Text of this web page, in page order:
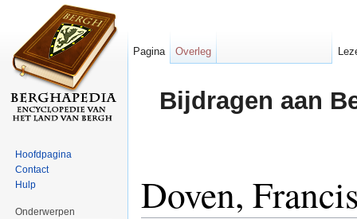
Bijdragen aan
Doven,
Pagina Overleg
Hoofdpagina
Contact
Hulp
Onderwerpen